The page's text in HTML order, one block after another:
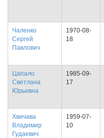
Чаленко
Сергей
Павлович
1970-08-
18
Цапало
Светлана
Юрьевна
1985-09-
17
Хвичава
Владимир
Гудаевич
1959-07-
10